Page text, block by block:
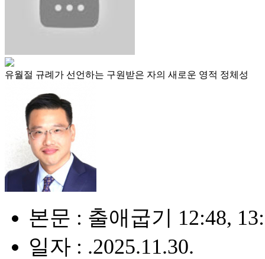
유월절 규례가 선언하는 구원받은 자의 새로운 영적 정체성
본문 : 출애굽기 12:48,
일자 : .2025.11.30.